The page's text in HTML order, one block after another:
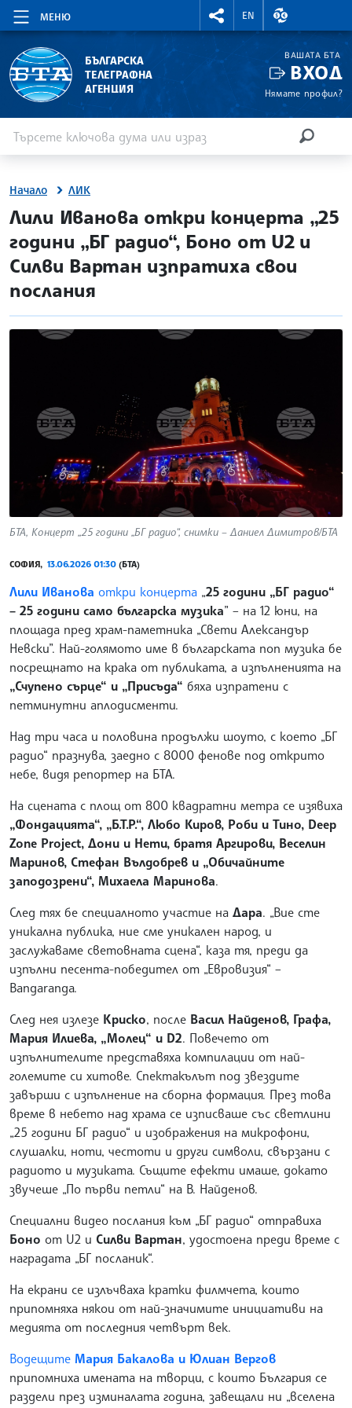
МЕНЮ
RIGHTMENU.SOCIAL
EN
ВАЛУТНИ
БЪЛГАРСКА
ТЕЛЕГРАФНА
АГЕНЦИЯ
ВАШАТА БТА
ВХОД
Нямате профил?
Начало ЛИК
site.bta
Лили Иванова откри концерта „25
години „БГ радио“, Боно от U2 и
Силви Вартан изпратиха свои
послания
БТА, Концерт „25 години „БГ радио“, снимки – Даниел Димитров/БТА
СОФИЯ, 13.06.2026 01:30 (БТА)
Лили Иванова откри концерта „25 години „БГ радио“
– 25 години само българска музика” – на 12 юни, на
площада пред храм-паметника „Свети Александър
Невски”. Най-голямото име в българската поп музика бе
посрещнато на крака от публиката, а изпълненията на
„Счупено сърце“ и „Присъда“ бяха изпратени с
петминутни аплодисменти.
Над три часа и половина продължи шоуто, с което „БГ
радио“ празнува, заедно с 8000 фенове под открито
небе, видя репортер на БТА.
На сцената с площ от 800 квадратни метра се изявиха
„Фондацията“, „Б.Т.Р.“, Любо Киров, Роби и Тино, Deep
Zone Project, Дони и Нети, братя Аргирови, Веселин
Маринов, Стефан Вълдобрев и „Обичайните
заподозрени“, Михаела Маринова.
След тях бе специалното участие на Дара. „Вие сте
уникална публика, ние сме уникален народ, и
заслужаваме световната сцена“, каза тя, преди да
изпълни песента-победител от „Евровизия“ –
Bangaranga.
След нея излезе Криско, после Васил Найденов, Графа,
Мария Илиева, „Молец“ и D2. Повечето от
изпълнителите представяха компилации от най-
големите си хитове. Спектакълът под звездите
завърши с изпълнение на сборна формация. През това
време в небето над храма се изписваше със светлини
„25 години БГ радио“ и изображения на микрофони,
слушалки, ноти, честоти и други символи, свързани с
радиото и музиката. Същите ефекти имаше, докато
звучеше „По първи петли“ на В. Найденов.
Специални видео послания към „БГ радио“ отправиха
Боно от U2 и Силви Вартан, удостоена преди време с
наградата „БГ посланик“.
На екрани се излъчваха кратки филмчета, които
припомняха някои от най-значимите инициативи на
медията от последния четвърт век.
Водещите Мария Бакалова и Юлиан Вергов
припомниха имената на творци, с които България се
раздели през изминалата година, завещали ни „вселена